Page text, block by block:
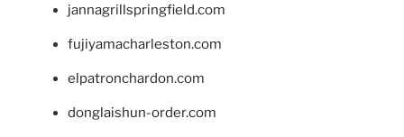
jannagrillspringfield.com
fujiyamacharleston.com
elpatronchardon.com
donglaishun-order.com